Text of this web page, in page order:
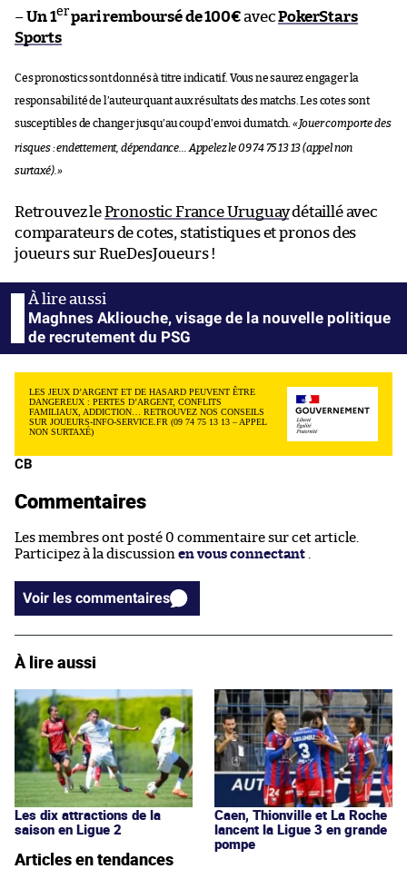
–Un 1erpari remboursé de 100€avecPokerStars
Sports
Ces pronostics sont donnés à titre indicatif. Vous ne saurez engager la
responsabilité de l’auteur quant aux résultats des matchs. Les cotes sont
susceptibles de changer jusqu’au coup d’envoi du match. «Jouer comporte des
risques : endettement, dépendance… Appelez le 09 74 75 13 13 (appel non
surtaxé). »
Retrouvez lePronostic France Uruguaydétaillé avec
comparateurs de cotes, statistiques et pronos des
joueurs sur RueDesJoueurs !
Maghnes Akliouche, visage de la nouvelle politique
de recrutement du PSG
LES JEUX D’ARGENT ET DE HASARD PEUVENT ÊTRE
DANGEREUX : PERTES D’ARGENT, CONFLITS
FAMILIAUX, ADDICTION… RETROUVEZ NOS CONSEILS
SUR JOUEURS-INFO-SERVICE.FR (09 74 75 13 13 – APPEL
NON SURTAXÉ)
CB
Commentaires
Les membres ont posté 0 commentaire sur cet article.
Participez à la discussion en vous connectant
Voir les commentaires
À lire aussi
Les dix attractions de la
saison en Ligue 2
Caen, Thionville et La Roche
lancent la Ligue 3 en grande
pompe
Articles en tendances